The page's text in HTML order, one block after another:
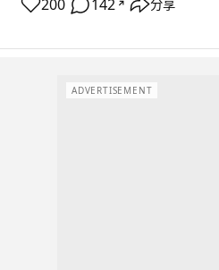
200 142 ↗ 分享
ADVERTISEMENT